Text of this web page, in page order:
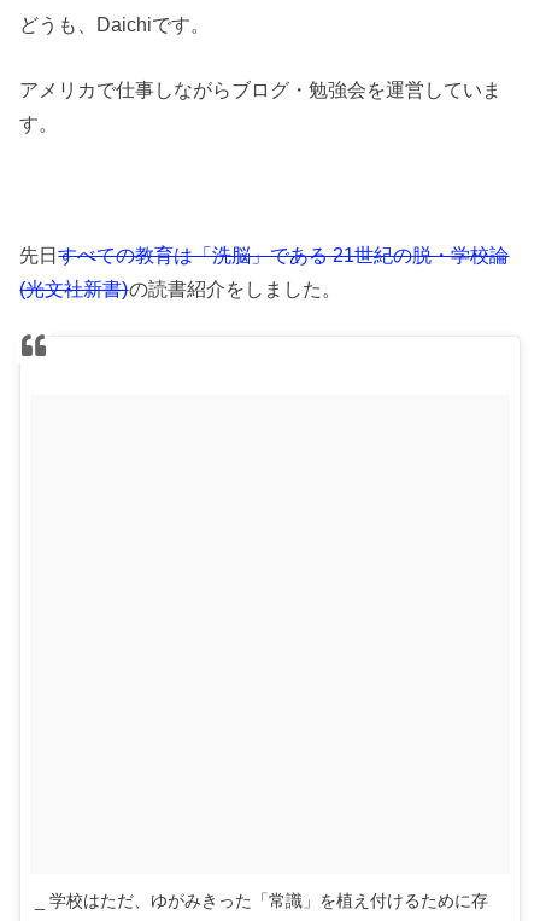
どうも、Daichiです。
アメリカで仕事しながらブログ・勉強会を運営していま
す。
先日すべての教育は「洗脳」である 21世紀の脱・学校論
(光文社新書)の読書紹介をしました。
_ 学校はただ、ゆがみきった「常識」を植え付けるために存